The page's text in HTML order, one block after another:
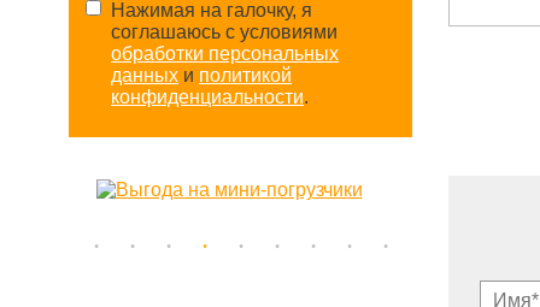
Нажимая на галочку, я
соглашаюсь с условиями
обработки персональных
данных и политикой
конфиденциальности.